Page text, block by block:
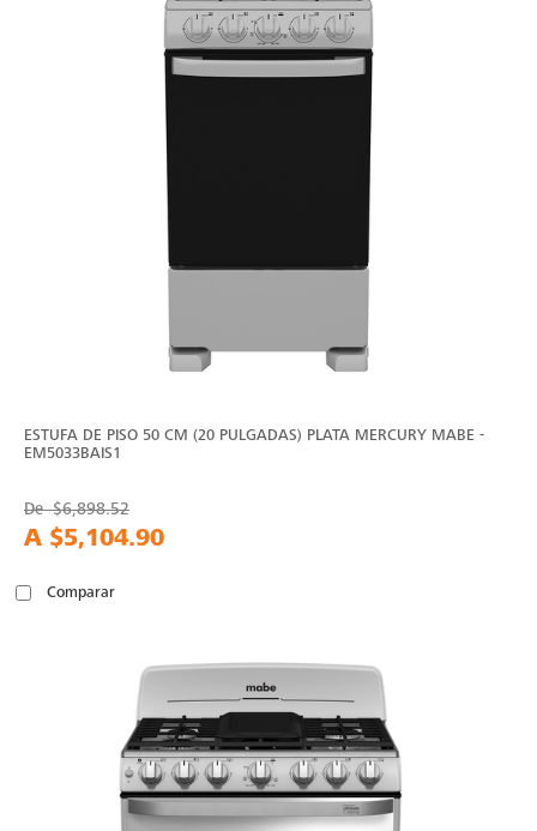
ESTUFA DE PISO 50 CM (20 PULGADAS) PLATA MERCURY MABE -
EM5033BAIS1
De$6,898.52
A $5,104.90
Comparar